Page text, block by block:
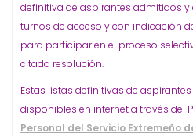
definitiva de aspirantes admitidos
turnos de acceso y con indicación
para participar en el proceso
citada resolución.
Estas listas definitivas de
disponibles en internet a través del
Personal del Servicio Extremeño